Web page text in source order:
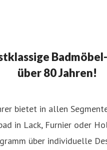
über 80 Jahren!
bietet in allen
in Lack, Furnier oder
über individuelle